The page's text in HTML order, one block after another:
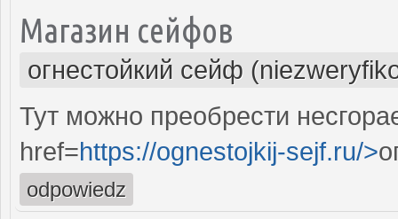
Магазин сейфов
огнестойкий сейф
Тут можно преобрести
href=https://ognestojkij-sejf.ru/>
odpowiedz